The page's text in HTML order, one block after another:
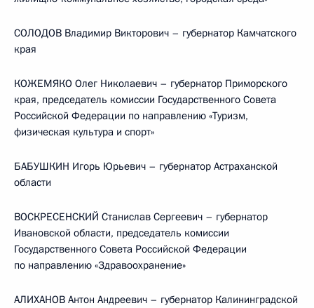
СОЛОДОВ Владимир Викторович – губернатор Камчатского
края
КОЖЕМЯКО Олег Николаевич – губернатор Приморского
края, председатель комиссии Государственного Совета
Российской Федерации по направлению «Туризм,
физическая культура и спорт»
БАБУШКИН Игорь Юрьевич – губернатор Астраханской
области
ВОСКРЕСЕНСКИЙ Станислав Сергеевич – губернатор
Ивановской области, председатель комиссии
Государственного Совета Российской Федерации
по направлению «Здравоохранение»
АЛИХАНОВ Антон Андреевич – губернатор Калининградской